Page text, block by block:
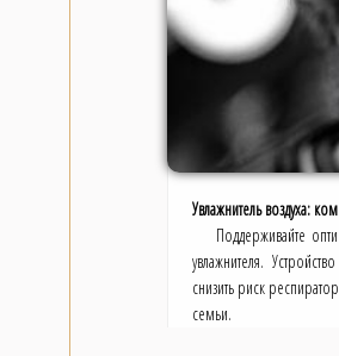
Увлажнитель воздуха:
Поддерживайте
увлажнителя.
снизить риск
семьи.